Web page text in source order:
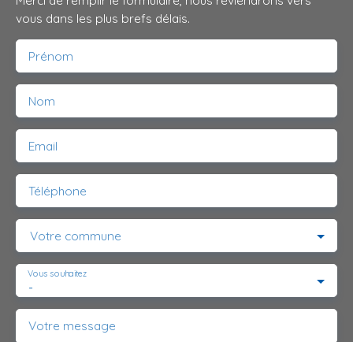
vous dans les plus brefs délais.
Prénom
Nom
Email
Téléphone
Votre commune
-
Vous souhaitez
Votre message